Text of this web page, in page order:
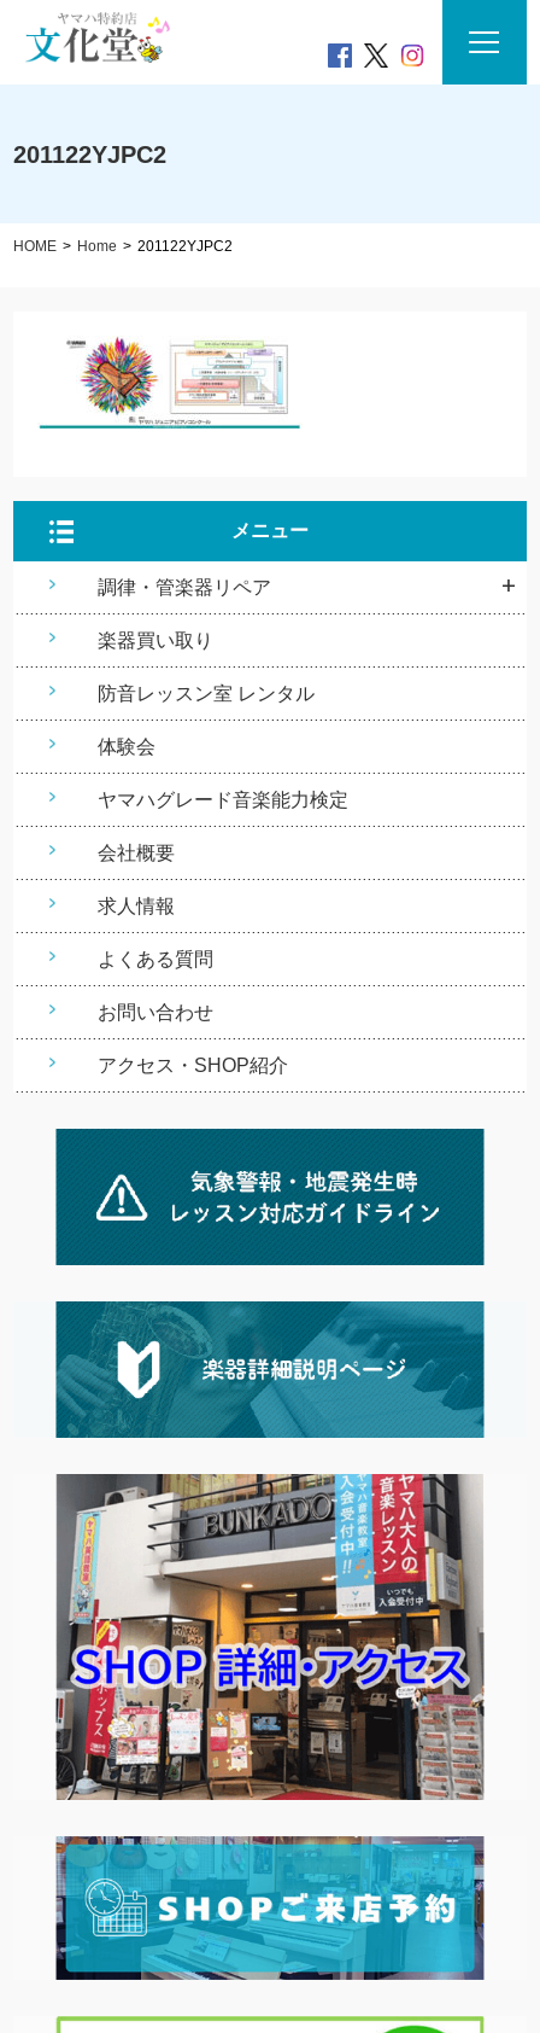
201122YJPC2
HOME Home 201122YJPC2
メニュー
調律・管楽器リペア
楽器買い取り
防音レッスン室 レンタル
体験会
ヤマハグレード音楽能力検定
会社概要
求人情報
よくある質問
お問い合わせ
アクセス・SHOP紹介